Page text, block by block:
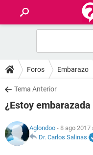
FORUMS
SALUD
FAMILIA
NUTRICIÓN
Foros Embarazo
Tema Anterior
¿Estoy embarazada
Aglondoo - 8 ago 2017
Dr. Carlos Salinas